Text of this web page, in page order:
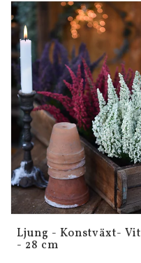
Ljung - Konstväxt- Vit
- 28 cm